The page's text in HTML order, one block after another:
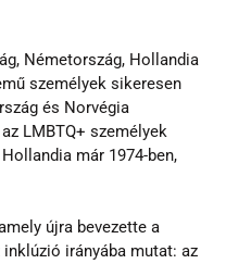
Németország, Hollandia
személyek sikeresen
és Norvégia
LMBTQ+ személyek
már 1974-ben,
újra bevezette a
irányába mutat: az